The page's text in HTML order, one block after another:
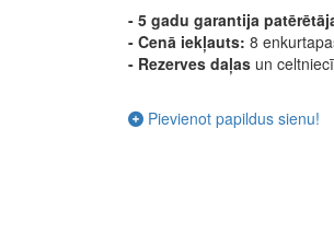
- 5 gadu garantija
- Cenā iekļauts: 8
- Rezerves daļas un
Pievienot papildus sienu!